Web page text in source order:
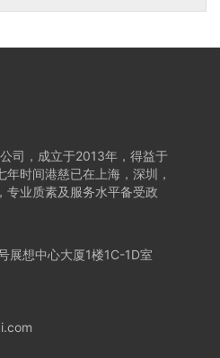
司，成立于2013年，得益于
时间港慈已在上海，深圳，
专业质素及服务水平备受政
展想中心大厦1楼1C-1D室